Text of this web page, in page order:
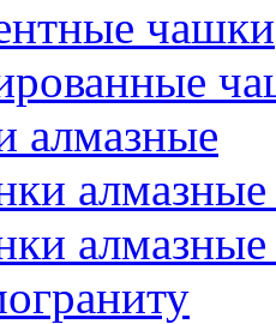
чашки
алмазные